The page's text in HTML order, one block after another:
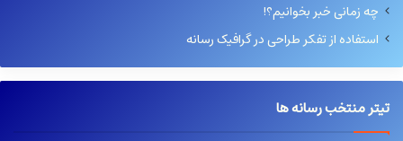
چه زمانی خبر بخوانیم؟!
استفاده از تفکر طراحی در گرافیک رسانه
تیتر منتخب رسانه ها